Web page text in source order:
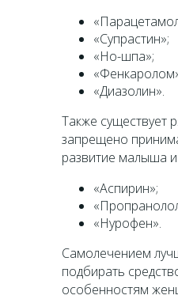
«Супрастин»;
«Но-шпа»;
«Диазолин».
Также существует
запрещено
развитие малыша
«Аспирин»;
«Нурофен».
Самолечением
подбирать
особенностям